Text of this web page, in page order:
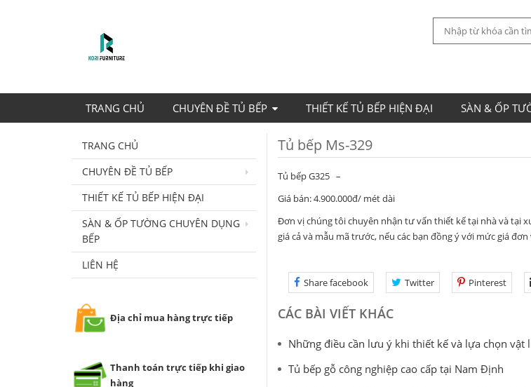
TRANG CHỦ CHUYÊN ĐỀ TỦ BẾP THIẾT KẾ TỦ BẾP HIỆN ĐẠI SÀN & ỐP
Tủ bếp Ms-329
Tủ bếp G325 –
Giá bán: 4.900.000đ/ mét dài
Đơn vị chúng tôi chuyên nhận tư vấn thiết kế tại nhà và tại
giá cả và mẫu mã trước, nếu các bạn đồng ý với mức giá
Share facebook Twitter Pinterest
CÁC BÀI VIẾT KHÁC
Những điều cần lưu ý khi thiết kế và lựa chọn vật
Tủ bếp gỗ công nghiệp cao cấp tại Nam Định
TRANG CHỦ
CHUYÊN ĐỀ TỦ BẾP
THIẾT KẾ TỦ BẾP HIỆN ĐẠI
SÀN & ỐP TƯỜNG CHUYÊN DỤNG
BẾP
LIÊN HỆ
Địa chỉ mua hàng trực tiếp
Thanh toán trực tiếp khi giao
hàng